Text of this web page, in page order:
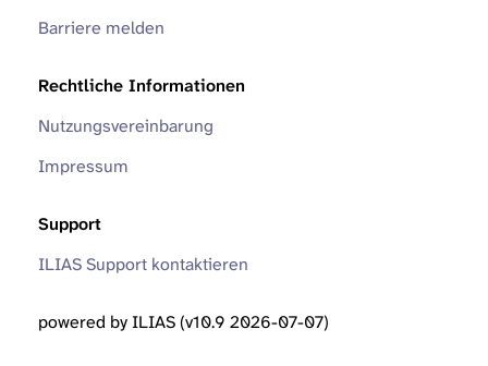
Barriere melden
Rechtliche Informationen
Nutzungsvereinbarung
Impressum
Support
ILIAS Support kontaktieren
powered by ILIAS (v10.9 2026-07-07)